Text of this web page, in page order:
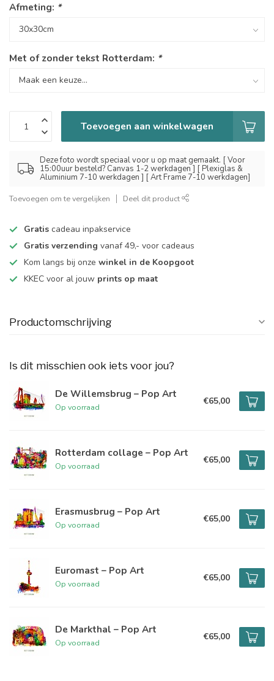
Afmeting: *
Met of zonder tekst Rotterdam: *
Toevoegen aan winkelwagen
Deze foto wordt speciaal voor u op maat gemaakt. [ Voor
15:00uur besteld? Canvas 1-2 werkdagen ] [ Plexiglas &
Aluminium 7-10 werkdagen ] [ Art Frame 7-10 werkdagen]
Toevoegen om te vergelijken Deel dit product
Gratis cadeau inpakservice
Gratis verzending vanaf 49,- voor cadeaus
Kom langs bij onze winkel in de Koopgoot
KKEC voor al jouw prints op maat
Productomschrijving
Is dit misschien ook iets voor jou?
De Willemsbrug – Pop Art
Op voorraad
€65,00
Rotterdam collage – Pop Art
Op voorraad
€65,00
Erasmusbrug – Pop Art
Op voorraad
€65,00
Euromast – Pop Art
Op voorraad
€65,00
De Markthal – Pop Art
Op voorraad
€65,00